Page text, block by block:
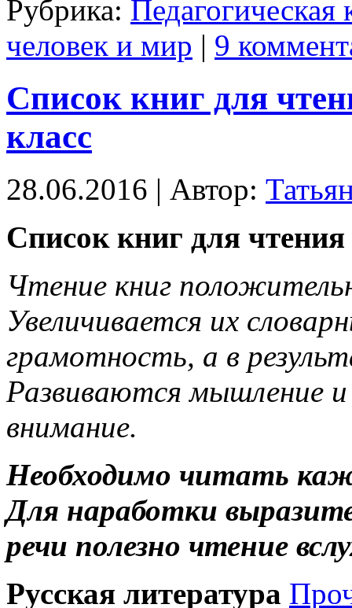
Рубрика: Педагогическая
человек и мир | 9
Список книг для
класс
28.06.2016 | Автор:
Список книг для
Чтение книг
Увеличивается их
грамотность, а в
Развиваются мышление
внимание.
Необходимо читать
Для наработки
речи полезно чтение
Русская литература